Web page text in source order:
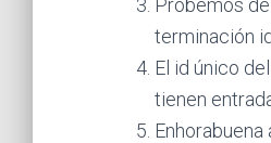
Probemos
terminación
El id único
tienen
Enhorabuena